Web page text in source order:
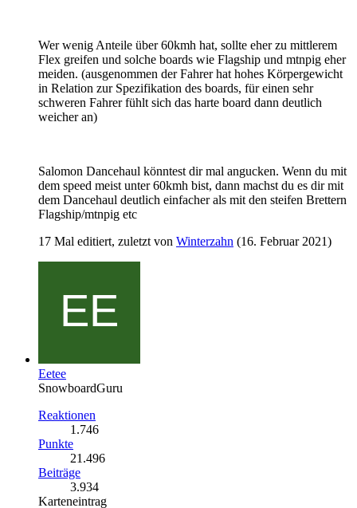
Wer wenig Anteile über 60kmh hat, sollte eher zu mittlerem
Flex greifen und solche boards wie Flagship und mtnpig eher
meiden. (ausgenommen der Fahrer hat hohes Körpergewicht
in Relation zur Spezifikation des boards, für einen sehr
schweren Fahrer fühlt sich das harte board dann deutlich
weicher an)
Salomon Dancehaul könntest dir mal angucken. Wenn du mit
dem speed meist unter 60kmh bist, dann machst du es dir mit
dem Dancehaul deutlich einfacher als mit den steifen Brettern
Flagship/mtnpig etc
17 Mal editiert, zuletzt von Winterzahn (16. Februar 2021)
Eetee
SnowboardGuru
Reaktionen
1.746
Punkte
21.496
Beiträge
3.934
Karteneintrag